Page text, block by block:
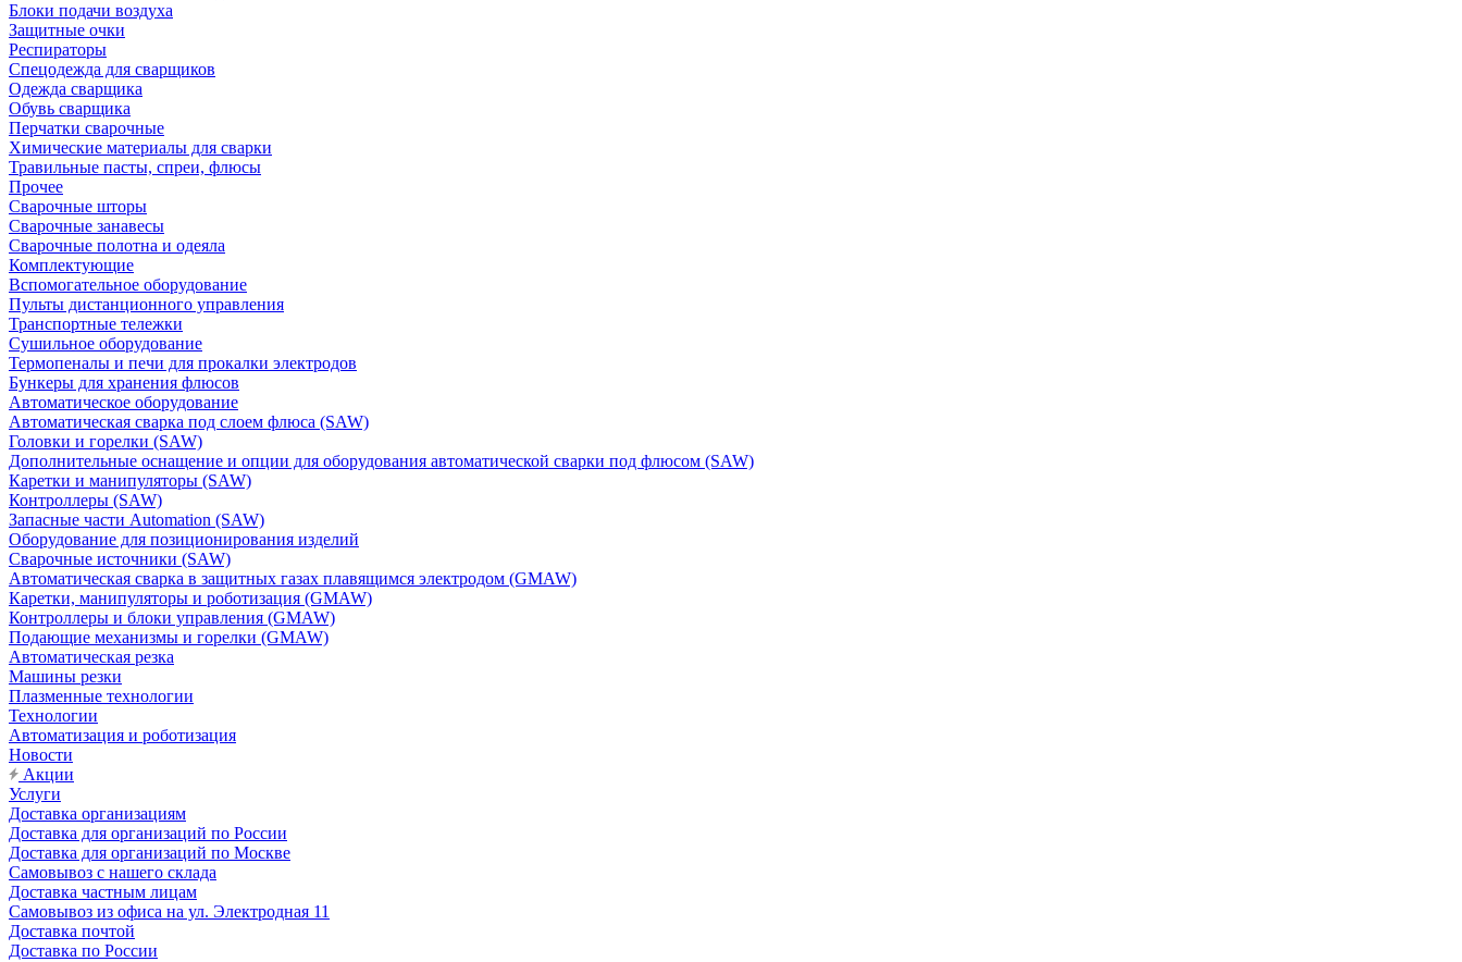
Блоки подачи воздуха
Защитные очки
Респираторы
Спецодежда для сварщиков
Одежда сварщика
Обувь сварщика
Перчатки сварочные
Химические материалы для сварки
Травильные пасты, спреи, флюсы
Прочее
Сварочные шторы
Сварочные занавесы
Сварочные полотна и одеяла
Комплектующие
Вспомогательное оборудование
Пульты дистанционного управления
Транспортные тележки
Сушильное оборудование
Термопеналы и печи для прокалки электродов
Бункеры для хранения флюсов
Автоматическое оборудование
Автоматическая сварка под слоем флюса (SAW)
Головки и горелки (SAW)
Дополнительные оснащение и опции для оборудования автоматической сварки под флюсом (SAW)
Каретки и манипуляторы (SAW)
Контроллеры (SAW)
Запасные части Automation (SAW)
Оборудование для позиционирования изделий
Сварочные источники (SAW)
Автоматическая сварка в защитных газах плавящимся электродом (GMAW)
Каретки, манипуляторы и роботизация (GMAW)
Контроллеры и блоки управления (GMAW)
Подающие механизмы и горелки (GMAW)
Автоматическая резка
Машины резки
Плазменные технологии
Технологии
Автоматизация и роботизация
Новости
Акции
Услуги
Доставка организациям
Доставка для организаций по России
Доставка для организаций по Москве
Самовывоз с нашего склада
Доставка частным лицам
Самовывоз из офиса на ул. Электродная 11
Доставка почтой
Доставка по России